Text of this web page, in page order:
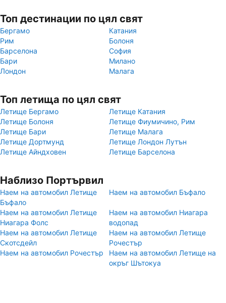
Топ дестинации по цял свят
Бергамо
Катания
Рим
Болоня
Барселона
София
Бари
Милано
Лондон
Малага
Топ летища по цял свят
Летище Бергамо
Летище Катания
Летище Болоня
Летище Фиумичино, Рим
Летище Бари
Летище Малага
Летище Дортмунд
Летище Лондон Лутън
Летище Айндховен
Летище Барселона
Наблизо Портървил
Наем на автомобил Летище
Бъфало
Наем на автомобил Бъфало
Наем на автомобил Летище
Ниагара Фолс
Наем на автомобил Ниагара
водопад
Наем на автомобил Летище
Скотсдейл
Наем на автомобил Летище
Рочестър
Наем на автомобил Рочестър
Наем на автомобил Летище на
окръг Шътокуа